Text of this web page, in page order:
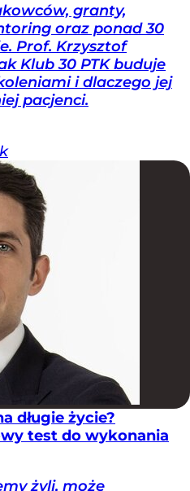
granty,
oraz ponad 30
Prof. Krzysztof
Klub 30 PTK buduje
i dlaczego jej
pacjenci.
długie życie?
test do wykonania
żyli, może